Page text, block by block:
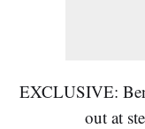
EXCLUSIVE:
out at